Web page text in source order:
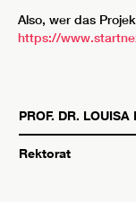
Also, wer das
https://
PROF. DR. LOUISA
Rektorat